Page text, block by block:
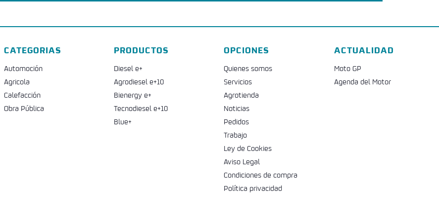
CATEGORIAS
Automoción
Agricola
Calefacción
Obra Pública
PRODUCTOS
Diesel e+
Agrodiesel e+10
Bienergy e+
Tecnodiesel e+10
Blue+
OPCIONES
Quienes somos
Servicios
Agrotienda
Noticias
Pedidos
Trabajo
Ley de Cookies
Aviso Legal
Condiciones de compra
Política privacidad
ACTUALIDAD
Moto GP
Agenda del Motor